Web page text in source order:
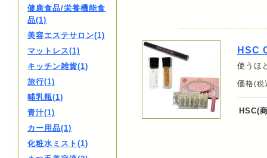
健康食品/栄養機能食
品(1)
美容エステサロン(1)
マットレス(1)
キッチン雑貨(1)
旅行(1)
哺乳瓶(1)
青汁(1)
カー用品(1)
化粧水ミスト(1)
HSC
使うほ
価格(税
HSC(